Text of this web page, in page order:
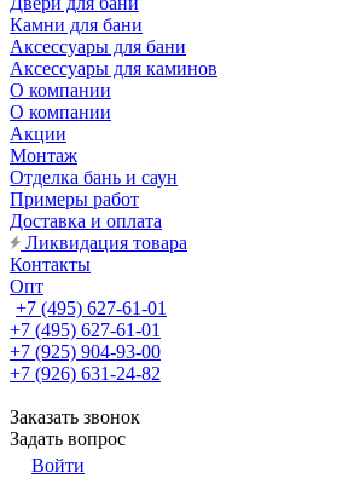
Камни для бани
Аксессуары для бани
Аксессуары для каминов
О компании
О компании
Акции
Монтаж
Отделка бань и саун
Примеры работ
Доставка и оплата
Ликвидация товара
Контакты
Опт
+7 (495) 627-61-01
+7 (495) 627-61-01
+7 (925) 904-93-00
+7 (926) 631-24-82
Заказать звонок
Задать вопрос
Войти